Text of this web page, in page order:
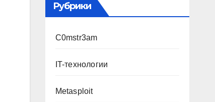
Рубрики
C0mstr3am
IT-технологии
Metasploit